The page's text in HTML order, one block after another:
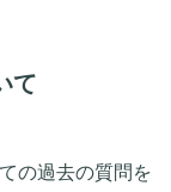
て
の過去の質問を